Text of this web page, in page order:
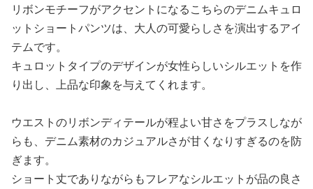
リボンモチーフがアクセントになるこちらのデニムキュロ
ットショートパンツは、大人の可愛らしさを演出するアイ
テムです。
キュロットタイプのデザインが女性らしいシルエットを作
り出し、上品な印象を与えてくれます。
ウエストのリボンディテールが程よい甘さをプラスしなが
らも、デニム素材のカジュアルさが甘くなりすぎるのを防
ぎます。
ショート丈でありながらもフレアなシルエットが品の良さ